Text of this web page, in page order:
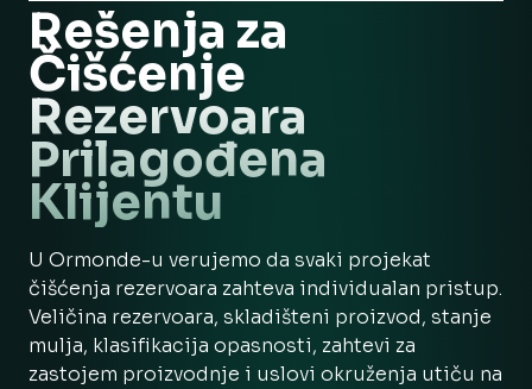
Rešenja za
Čišćenje
Rezervoara
Prilagođena
Klijentu
U Ormonde-u verujemo da svaki projekat
čišćenja rezervoara zahteva individualan pristup.
Veličina rezervoara, skladišteni proizvod, stanje
mulja, klasifikacija opasnosti, zahtevi za
zastojem proizvodnje i uslovi okruženja utiču na